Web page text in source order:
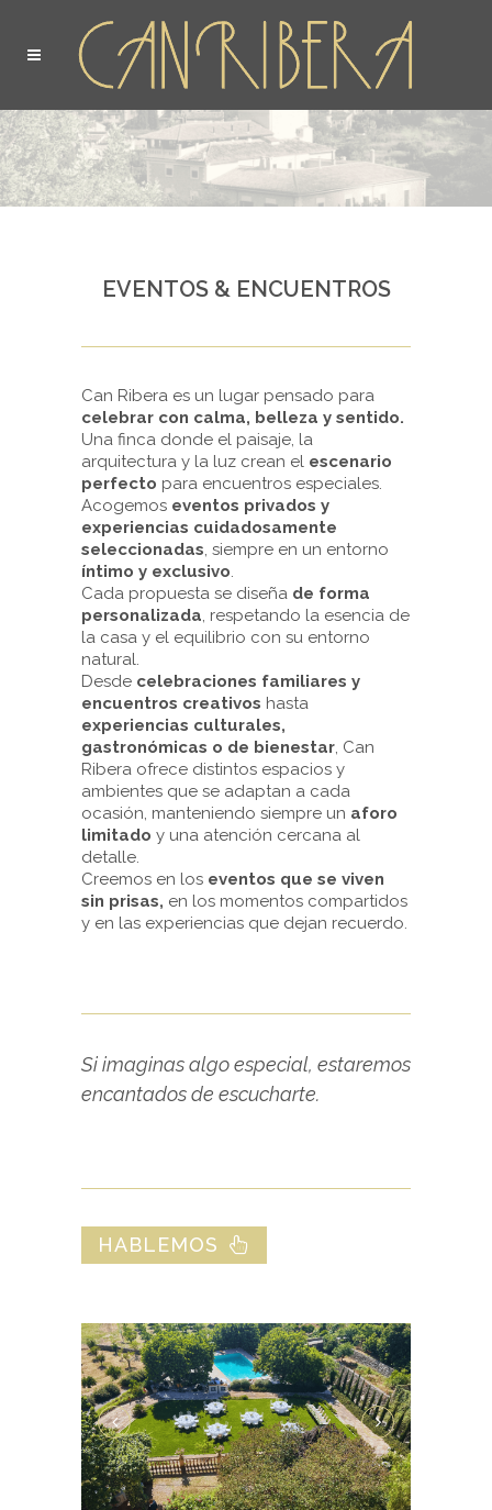
EVENTOS & ENCUENTROS
Can Ribera es un lugar pensado para
celebrar con calma, belleza y sentido.
Una finca donde el paisaje, la
arquitectura y la luz crean el escenario
perfecto para encuentros especiales.
Acogemos eventos privados y
experiencias cuidadosamente
seleccionadas , siempre en un entorno
íntimo y exclusivo
Cada propuesta se diseña de forma
personalizada , respetando la esencia de
la casa y el equilibrio con su entorno
natural.
Desde celebraciones familiares y
encuentros creativos hasta
experiencias culturales,
gastronómicas o de bienestar , Can
Ribera ofrece distintos espacios y
ambientes que se adaptan a cada
ocasión, manteniendo siempre un aforo
limitado y una atención cercana al
detalle.
Creemos en los eventos que se viven
sin prisas, en los momentos compartidos
y en las experiencias que dejan recuerdo.
Si imaginas algo especial, estaremos
encantados de escucharte.
HABLEMOS